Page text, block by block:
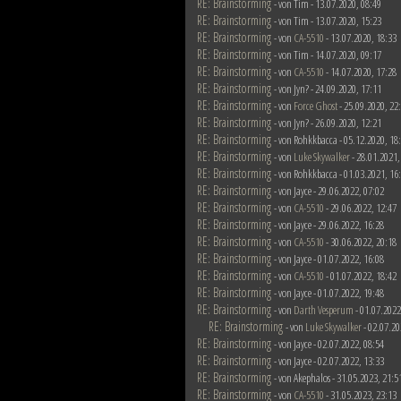
- von Tim - 13.07.2020, 08:49
RE: Brainstorming- von Tim - 13.07.2020, 15:23
RE: Brainstorming- von CA-5510- 13.07.2020, 18:33
RE: Brainstorming- von Tim - 14.07.2020, 09:17
RE: Brainstorming- von CA-5510- 14.07.2020, 17:28
RE: Brainstorming- von Jyn? - 24.09.2020, 17:11
RE: Brainstorming- von Force Ghost- 25.09.2020,
RE: Brainstorming- von Jyn? - 26.09.2020, 12:21
RE: Brainstorming- von Rohkkbacca - 05.12.2020,
RE: Brainstorming- von Luke Skywalker-
RE: Brainstorming- von Rohkkbacca - 01.03.2021,
RE: Brainstorming- von Jayce - 29.06.2022, 07:02
RE: Brainstorming- von CA-5510- 29.06.2022, 12:47
RE: Brainstorming- von Jayce - 29.06.2022, 16:28
RE: Brainstorming- von CA-5510- 30.06.2022, 20:18
RE: Brainstorming- von Jayce - 01.07.2022, 16:08
RE: Brainstorming- von CA-5510- 01.07.2022, 18:42
RE: Brainstorming- von Jayce - 01.07.2022, 19:48
RE: Brainstorming- von Darth Vesperum-
RE: Brainstorming- von Luke Skywalker-
RE: Brainstorming- von Jayce - 02.07.2022, 08:54
RE: Brainstorming- von Jayce - 02.07.2022, 13:33
RE: Brainstorming- von Akephalos - 31.05.2023, 21:51
RE: Brainstorming- von CA-5510- 31.05.2023, 23:13